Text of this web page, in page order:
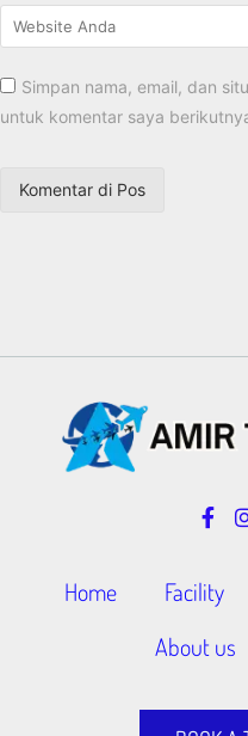
Simpan nama, email, dan
untuk komentar saya
Home Facility
About us